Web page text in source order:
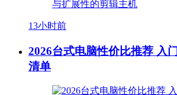
13小时前
2026台式电脑性价比推荐 入
清单